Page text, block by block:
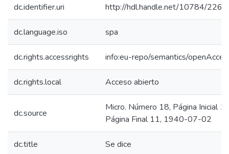
dc.identifier.uri http://hdl.handle.net/10784/
dc.language.iso spa
dc.rights.accessrights info:eu-repo/semantics/
dc.rights.local Acceso abierto
dc.source
Micro. Número 18, Página Inicial
Página Final 11, 1940-07-02
dc.title Se dice